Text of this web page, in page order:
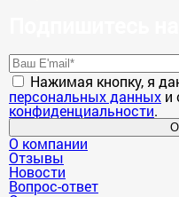
Нажимая кнопку, я
персональных данных и
конфиденциальности.
О компании
Отзывы
Новости
Вопрос-ответ